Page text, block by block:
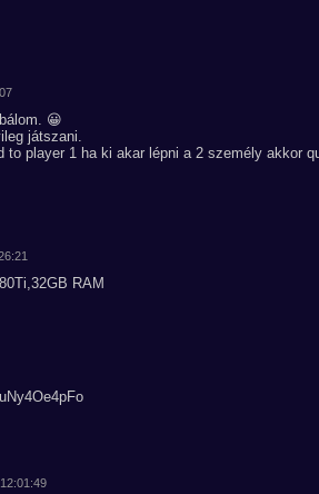
😀
játszani.
to player 1 ha ki akar lépni a 2 személy akkor
RAM